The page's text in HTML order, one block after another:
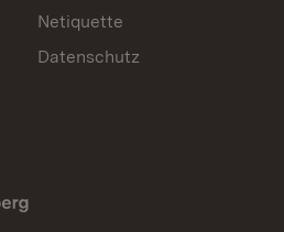
Netiquette
Datenschutz